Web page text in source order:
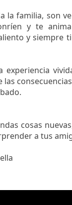
la familia, son
y te
y siempre
cosas
a tus